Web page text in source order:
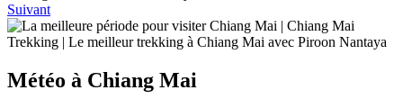
Suivant
Météo à Chiang Mai